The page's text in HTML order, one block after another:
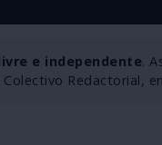
e independente.
Redactorial,